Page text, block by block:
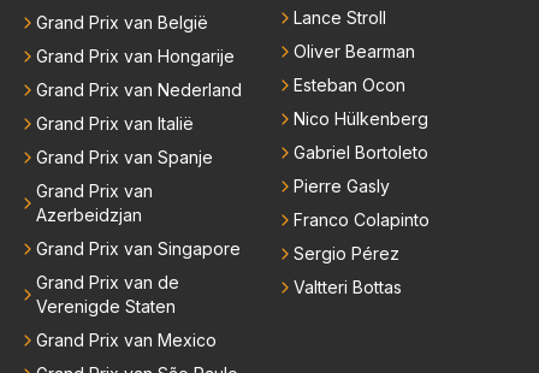
Grand Prix van België
Grand Prix van Hongarije
Grand Prix van Nederland
Grand Prix van Italië
Grand Prix van Spanje
Grand Prix van
Azerbeidzjan
Grand Prix van Singapore
Grand Prix van de
Verenigde Staten
Grand Prix van Mexico
Lance Stroll
Oliver Bearman
Esteban Ocon
Nico Hülkenberg
Gabriel Bortoleto
Pierre Gasly
Franco Colapinto
Sergio Pérez
Valtteri Bottas